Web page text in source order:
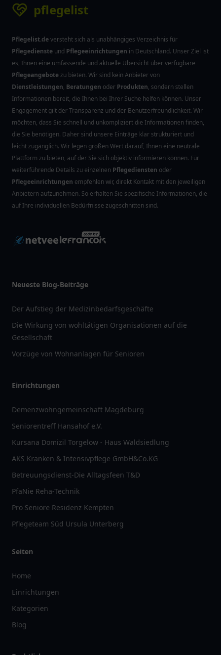
pflegelist
Pflegelist.deversteht sich als unabhängiges Verzeichnis für
Pflegedienste und Pflegeeinrichtungen in Deutschland. Unser Ziel ist
es, Ihnen eine umfassende und aktuelle Übersicht über verfügbare
Pflegeangebotezu bieten. Wir sind kein Anbieter von
Dienstleistungen, Beratungen oder Produkten, sondern stellen
Informationen bereit, die Ihnen bei Ihrer Suche helfen können. Unser
Engagement gilt der Transparenz und der Benutzerfreundlichkeit. Wir
möchten, dass Sie schnell und unkompliziert die Informationen finden,
die Sie benötigen. Daher sind unsere Einträge klar strukturiert und
leicht zugänglich. Wir legen großen Wert darauf, Ihnen eine neutrale
Plattform zu bieten, auf der Sie sich objektiv informieren können. Für
weiterführende Details zu einzelnen Pflegediensten oder
Pflegeeinrichtungen empfehlen wir, direkt Kontakt mit den jeweiligen
Anbietern aufzunehmen. So erhalten Sie spezifische Informationen, die
auf Ihre individuellen Bedürfnisse zugeschnitten sind.
Neueste Blog-Beiträge
Der Aufstieg der Medizinbedarfsgeschäfte
Die Wirkung von wohltätigen Organisationen auf die
Gesellschaft
Vorzüge von Wohnanlagen für Senioren
Einrichtungen
Demenzwohngemeinschaft Magdeburg
Seniorentreff Hansahof e.V.
Kursana Domizil Torgelow - Haus Waldsiedlung
AKS Kranken & Intensivpflege GmbH&Co.KG
Betreuungsdienst-Die Alltagsfeen T&D
PfaNie Reha-Technik
Pro Seniore Residenz Kempten
Pflegeteam Süd Ursula Unterberg
Seiten
Home
Einrichtungen
Kategorien
Blog